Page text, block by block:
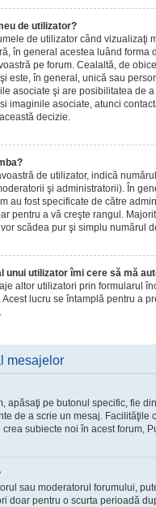
de utilizator?
de utilizator când vizualizaţi
în general acestea luând forma
pe forum. Cealaltă, de
este, în general, unică sau
asociate şi are posibilitatea de
imaginile asociate, atunci
decizie.
de utilizator, indică
şi administratorii). În
au fost specificate de către
pentru a vă creşte rangul.
scădea pur şi simplu numărul
unui utilizator îmi cere să mă
altor utilizatori prin formularul
lucru se întamplă pentru a
mesajelor
apăsaţi pe butonul specific, fie
de a scrie un mesaj. Facilităţile
subiecte noi în acest forum,
sau moderatorul forumului,
doar pentru o scurta perioadă